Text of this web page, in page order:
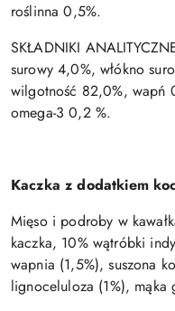
roślinna 0,5%.
SKŁADNIKI
surowy 4,0%, włókno
wilgotność 82,0%, wapń
omega-3 0,2 %.
Kaczka z dodatkiem
Mięso i podroby w
kaczka, 10% wątróbki
wapnia (1,5%), suszona
lignoceluloza (1%), mąka